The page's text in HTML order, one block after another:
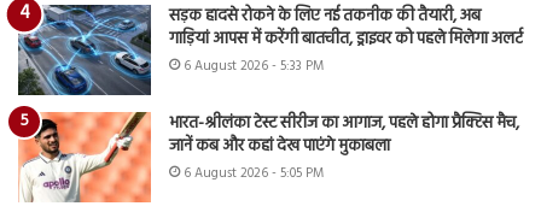
सड़क हादसे रोकने के लिए नई तकनीक की तैयारी, अब
गाड़ियां आपस में करेंगी बातचीत, ड्राइवर को पहले मिलेगा अलर्ट
6 August 2026 - 5:33 PM
भारत-श्रीलंका टेस्ट सीरीज का आगाज, पहले होगा प्रैक्टिस मैच,
जानें कब और कहां देख पाएंगे मुकाबला
6 August 2026 - 5:05 PM